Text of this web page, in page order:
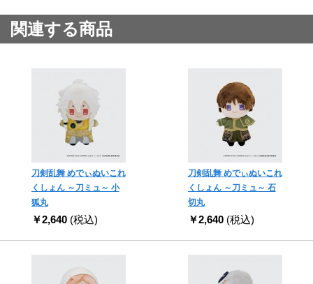
関連する商品
刀剣乱舞 めでぃぬいこれ
くしょん ～刀ミュ～ 小
狐丸
￥2,640 (税込)
刀剣乱舞 めでぃぬいこれ
くしょん ～刀ミュ～ 石
切丸
￥2,640 (税込)